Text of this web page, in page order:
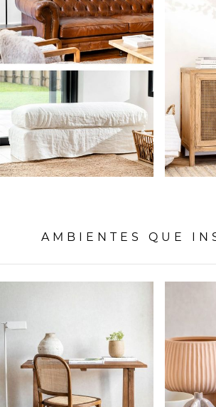
AMBIENTES QUE